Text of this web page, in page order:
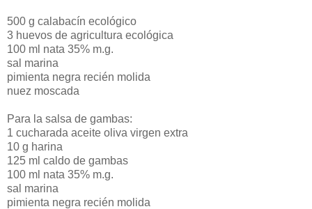
500 g calabacín ecológico
3 huevos de agricultura ecológica
100 ml nata 35% m.g.
sal marina
pimienta negra recién molida
nuez moscada
Para la salsa de gambas:
1 cucharada aceite oliva virgen extra
10 g harina
125 ml caldo de gambas
100 ml nata 35% m.g.
sal marina
pimienta negra recién molida